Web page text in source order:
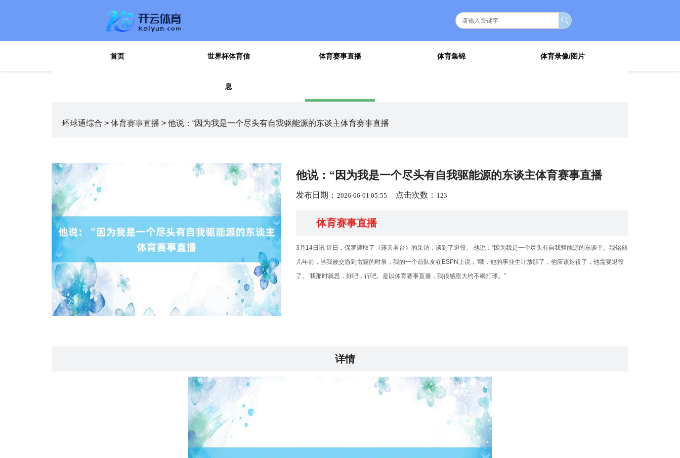
首页 世界杯体育信
息
体育赛事直播 体育集锦 体育录像/图片
环球通综合 > 体育赛事直播 > 他说：“因为我是一个尽头有自我驱能源的东谈主体育赛事直播
他说：“因为我是一个尽头有自我驱能源的东谈主体育赛事直播
发布日期： 2026-06-01 05:55 点击次数： 123
体育赛事直播
3月14日讯 近日，保罗袭取了《露天看台》的采访，谈到了退役。 他说：“因为我是一个尽头有自我驱能源的东谈主。我铭刻
几年前，当我被交游到雷霆的时辰，我的一个前队友在ESPN上说，‘哦，他的事业生计放胆了，他应该退役了，他需要退役
了。’我那时就思，好吧，行吧。是以体育赛事直播，我很感恩大约不竭打球。”
详情